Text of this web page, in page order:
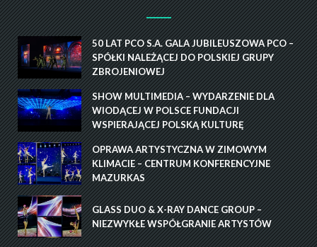
50 LAT PCO S.A. GALA JUBILEUSZOWA PCO –
SPÓŁKI NALEŻĄCEJ DO POLSKIEJ GRUPY
ZBROJENIOWEJ
SHOW MULTIMEDIA – WYDARZENIE DLA
WIODĄCEJ W POLSCE FUNDACJI
WSPIERAJĄCEJ POLSKĄ KULTURĘ
OPRAWA ARTYSTYCZNA W ZIMOWYM
KLIMACIE – CENTRUM KONFERENCYJNE
MAZURKAS
GLASS DUO & X-RAY DANCE GROUP –
NIEZWYKŁE WSPÓŁGRANIE ARTYSTÓW